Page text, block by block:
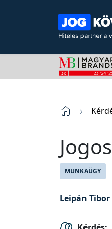
MUNKAÜGY
Leipán Tibor